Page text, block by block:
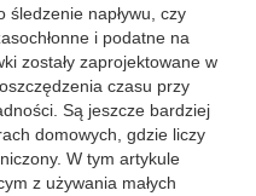
śledzenie napływu, czy
i podatne na
zostały zaprojektowane w
czasu przy
Są jeszcze bardziej
domowych, gdzie liczy
W tym artykule
z używania małych